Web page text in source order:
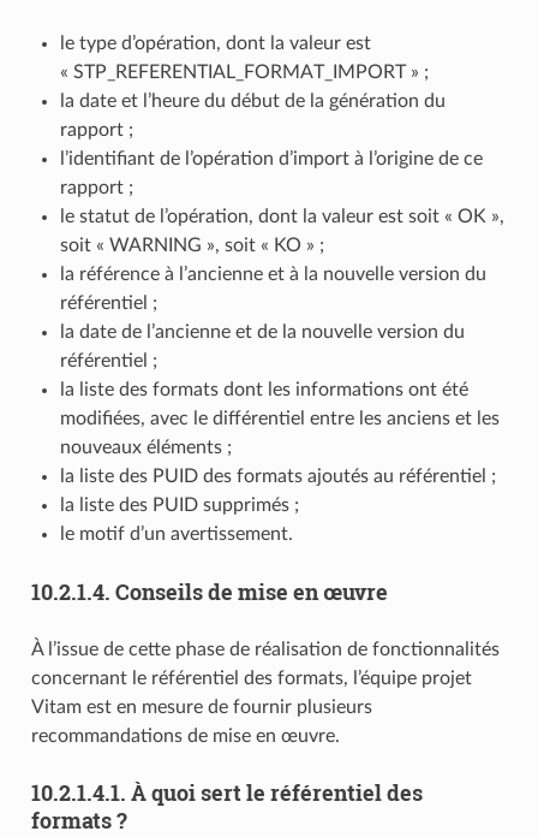
le type d’opération, dont la valeur est
« STP_REFERENTIAL_FORMAT_IMPORT » ;
la date et l’heure du début de la génération du
rapport ;
l’identifiant de l’opération d’import à l’origine de ce
rapport ;
le statut de l’opération, dont la valeur est soit « OK »,
soit « WARNING », soit « KO » ;
la référence à l’ancienne et à la nouvelle version du
référentiel ;
la date de l’ancienne et de la nouvelle version du
référentiel ;
la liste des formats dont les informations ont été
modifiées, avec le différentiel entre les anciens et les
nouveaux éléments ;
la liste des PUID des formats ajoutés au référentiel ;
la liste des PUID supprimés ;
le motif d’un avertissement.
10.2.1.4. Conseils de mise en œuvre
À l’issue de cette phase de réalisation de fonctionnalités
concernant le référentiel des formats, l’équipe projet
Vitam est en mesure de fournir plusieurs
recommandations de mise en œuvre.
10.2.1.4.1. À quoi sert le référentiel des
formats ?